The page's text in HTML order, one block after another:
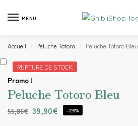
MENU
Accueil / Peluche Totoro / Peluche Totoro Bleu
RUPTURE DE STOCK
Promo !
Peluche Totoro Bleu
55,86€ 39,90€ -29%